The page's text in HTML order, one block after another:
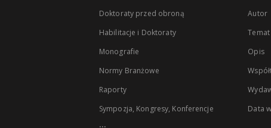
Doktoraty przed obroną
Habilitacje i Doktoraty
Monografie
Normy Branżowe
Raporty
Sympozja, Kongresy, Konferencje
...
Autor
Temat
Opis
Data